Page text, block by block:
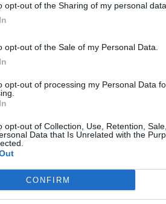
opt-out of the Sharing of my personal data.
opt-out of the Sale of my Personal Data.
opt-out of processing my Personal Data
opt-out of Collection, Use, Retention,
Data that Is Unrelated with the
CONFIRM
seguidor de los Lakers y habitual en
agente libre en 2017.
en una entrevista
en la NBA que no quieren jugar con